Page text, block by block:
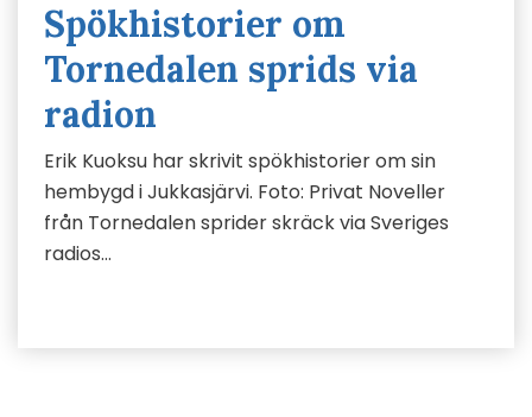
Spökhistorier om
Tornedalen sprids via
radion
Erik Kuoksu har skrivit spökhistorier om sin
hembygd i Jukkasjärvi. Foto: Privat Noveller
från Tornedalen sprider skräck via Sveriges
radios…